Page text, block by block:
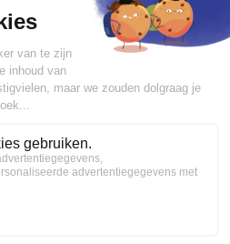
edisac.com enedisac.nl.
community :